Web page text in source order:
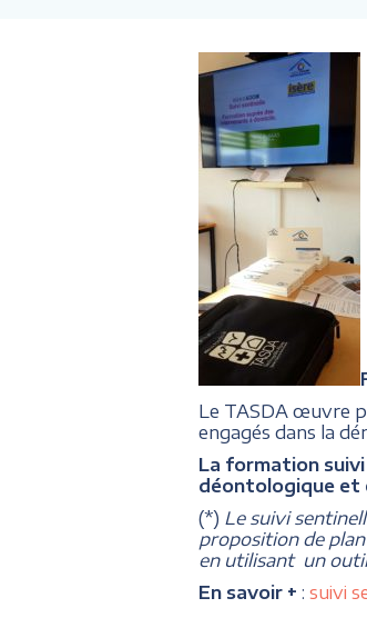
Le TASDA œuvre
engagés dans la
La formation
déontologique et
(*) Le suivi
proposition de
en utilisant un
En savoir + : suivi